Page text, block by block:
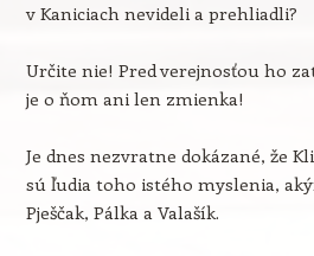
v Kaniciach nevideli a prehliadli?
Určite nie! Pred verejnosťou ho
je o ňom ani len zmienka!
Je dnes nezvratne dokázané, že
sú ľudia toho istého myslenia,
Pješčak, Pálka a Valašík.